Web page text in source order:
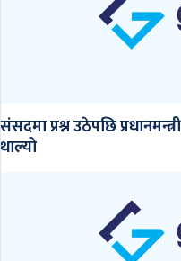
संसदमा प्रश्न उठेपछि
थाल्यो